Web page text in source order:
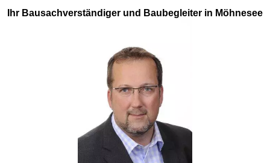
Ihr Bausachverständiger und Baubegleiter in Möhnesee